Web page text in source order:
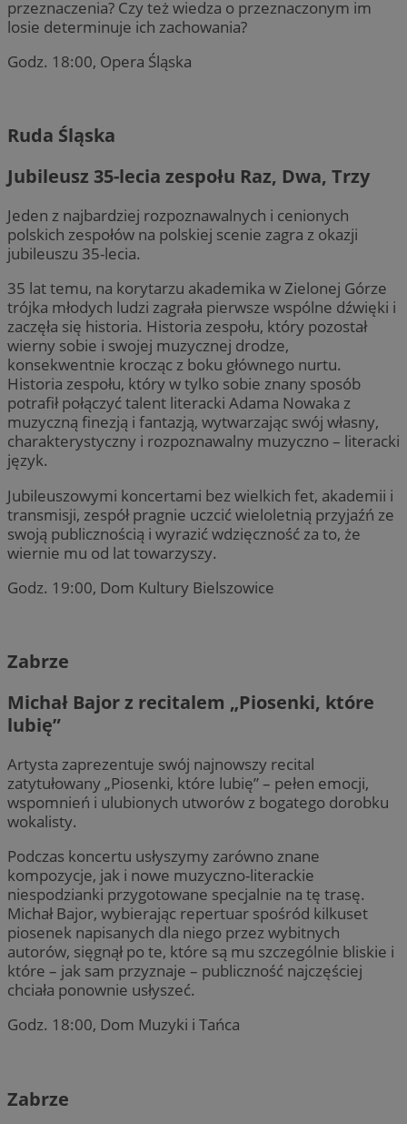
przeznaczenia? Czy też wiedza o przeznaczonym im
losie determinuje ich zachowania?
Godz. 18:00, Opera Śląska
Ruda Śląska
Jubileusz 35-lecia zespołu Raz, Dwa, Trzy
Jeden z najbardziej rozpoznawalnych i cenionych
polskich zespołów na polskiej scenie zagra z okazji
jubileuszu 35-lecia.
35 lat temu, na korytarzu akademika w Zielonej Górze
trójka młodych ludzi zagrała pierwsze wspólne dźwięki i
zaczęła się historia. Historia zespołu, który pozostał
wierny sobie i swojej muzycznej drodze,
konsekwentnie krocząc z boku głównego nurtu.
Historia zespołu, który w tylko sobie znany sposób
potrafił połączyć talent literacki Adama Nowaka z
muzyczną finezją i fantazją, wytwarzając swój własny,
charakterystyczny i rozpoznawalny muzyczno – literacki
język.
Jubileuszowymi koncertami bez wielkich fet, akademii i
transmisji, zespół pragnie uczcić wieloletnią przyjaźń ze
swoją publicznością i wyrazić wdzięczność za to, że
wiernie mu od lat towarzyszy.
Godz. 19:00, Dom Kultury Bielszowice
Zabrze
Michał Bajor z recitalem „Piosenki, które
lubię”
Artysta zaprezentuje swój najnowszy recital
zatytułowany „Piosenki, które lubię” – pełen emocji,
wspomnień i ulubionych utworów z bogatego dorobku
wokalisty.
Podczas koncertu usłyszymy zarówno znane
kompozycje, jak i nowe muzyczno-literackie
niespodzianki przygotowane specjalnie na tę trasę.
Michał Bajor, wybierając repertuar spośród kilkuset
piosenek napisanych dla niego przez wybitnych
autorów, sięgnął po te, które są mu szczególnie bliskie i
które – jak sam przyznaje – publiczność najczęściej
chciała ponownie usłyszeć.
Godz. 18:00, Dom Muzyki i Tańca
Zabrze